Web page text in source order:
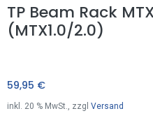
TP Beam Rack
(MTX1.0/2.0)
59,95 €
inkl. 20 % MwSt., zzgl Versand